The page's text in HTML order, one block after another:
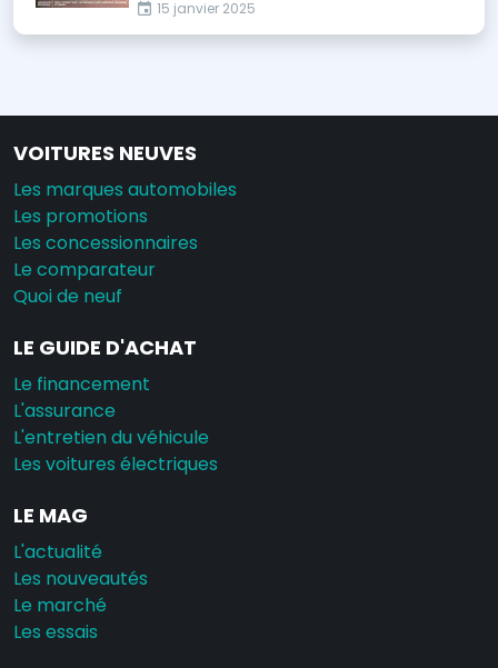
15 janvier 2025
VOITURES NEUVES
Les marques automobiles
Les promotions
Les concessionnaires
Le comparateur
Quoi de neuf
LE GUIDE D'ACHAT
Le financement
L'assurance
L'entretien du véhicule
Les voitures électriques
LE MAG
L'actualité
Les nouveautés
Le marché
Les essais